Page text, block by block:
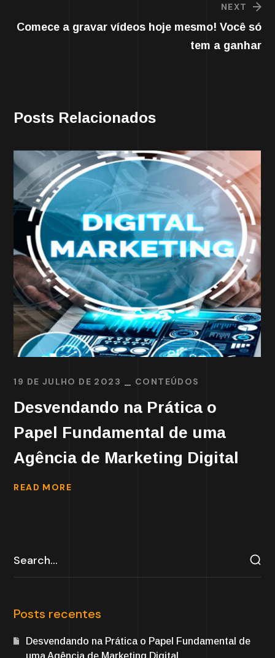
NEXT
Comece a gravar vídeos hoje mesmo! Você só
tem a ganhar
Posts Relacionados
19 DE JULHO DE 2023 CONTEÚDOS
Desvendando na Prática o
Papel Fundamental de uma
Agência de Marketing Digital
READ MORE
Posts recentes
Desvendando na Prática o Papel Fundamental de
uma Agência de Marketing Digital